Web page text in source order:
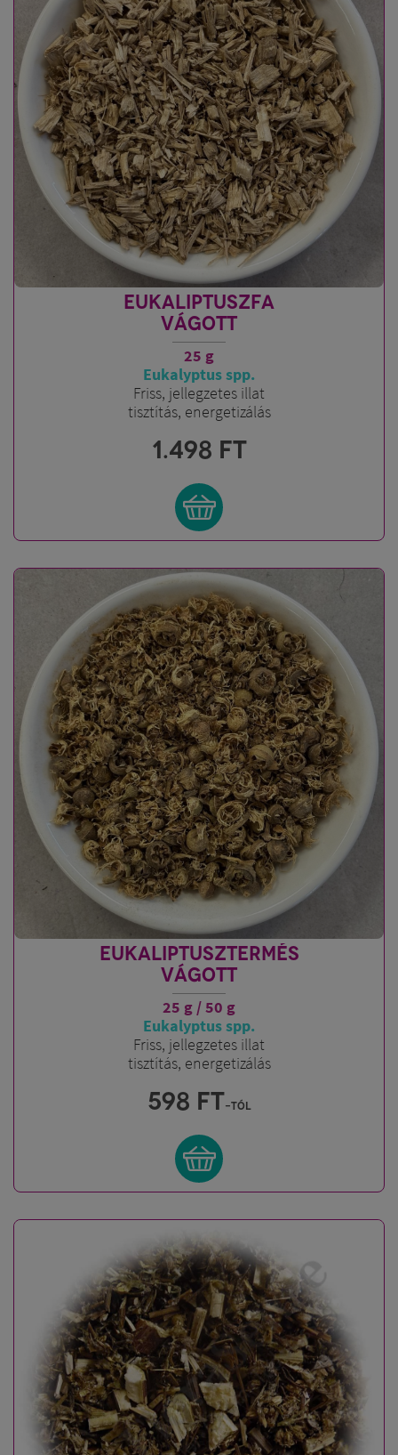
EUKALIPTUSZFA
VÁGOTT
25 g
Eukalyptus spp.
Friss, jellegzetes illat
tisztítás, energetizálás
1.498 FT
EUKALIPTUSZTERMÉS
VÁGOTT
25 g / 50 g
Eukalyptus spp.
Friss, jellegzetes illat
tisztítás, energetizálás
598 FT-tól